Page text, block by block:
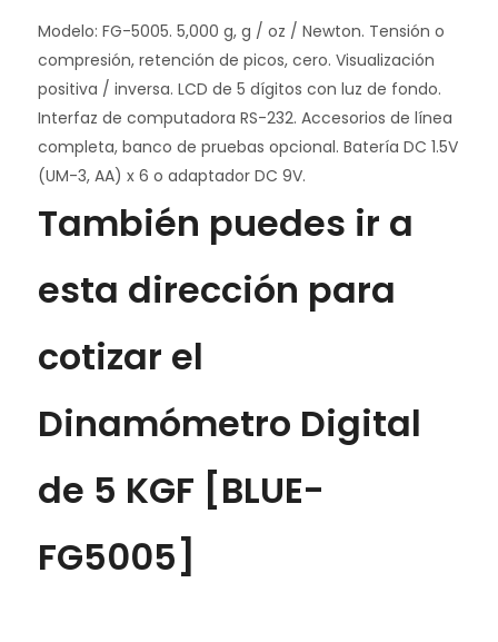
Modelo: FG-5005. 5,000 g, g / oz / Newton. Tensión o
compresión, retención de picos, cero. Visualización
positiva / inversa. LCD de 5 dígitos con luz de fondo.
Interfaz de computadora RS-232. Accesorios de línea
completa, banco de pruebas opcional. Batería DC 1.5V
(UM-3, AA) x 6 o adaptador DC 9V.
También puedes ir a
esta dirección para
cotizar el
Dinamómetro Digital
de 5 KGF [BLUE-
FG5005]